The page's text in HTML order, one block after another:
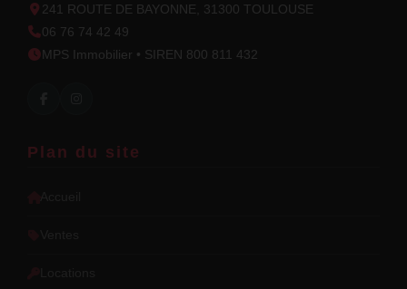
241 ROUTE DE BAYONNE, 31300 TOULOUSE
06 76 74 42 49
MPS Immobilier • SIREN 800 811 432
Plan du site